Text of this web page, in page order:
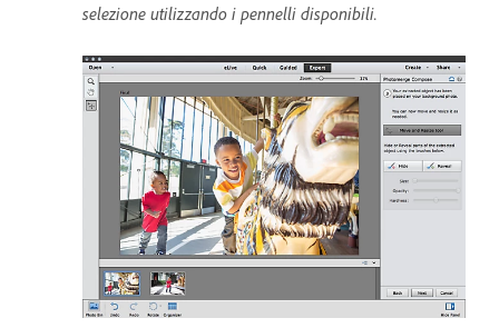
selezione utilizzando i pennelli disponibili.